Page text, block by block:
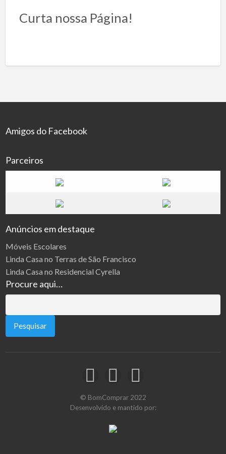
Curta nossa Página!
Amigos do Facebook
Parceiros
Anúncios em destaque
Móveis Escolares
Linda Casa no Terras de São Francisco
Linda Casa no Residencial Cyrella
Procure aqui…
por:
© BomComprar 2022
Desenvolvido e mantido por: